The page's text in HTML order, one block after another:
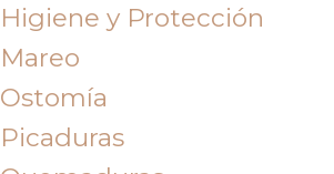
Higiene y Protección
Mareo
Ostomía
Picaduras